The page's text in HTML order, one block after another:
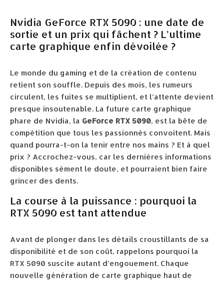
Nvidia GeForce RTX 5090 : une date de
sortie et un prix qui fâchent ? L’ultime
carte graphique enfin dévoilée ?
Le monde du gaming et de la création de contenu
retient son souffle. Depuis des mois, les rumeurs
circulent, les fuites se multiplient, et l’attente devient
presque insoutenable. La future carte graphique
phare de Nvidia, la GeForce RTX 5090, est la bête de
compétition que tous les passionnés convoitent. Mais
quand pourra-t-on la tenir entre nos mains ? Et à quel
prix ? Accrochez-vous, car les dernières informations
disponibles sèment le doute, et pourraient bien faire
grincer des dents.
La course à la puissance : pourquoi la
RTX 5090 est tant attendue
Avant de plonger dans les détails croustillants de sa
disponibilité et de son coût, rappelons pourquoi la
RTX 5090 suscite autant d’engouement. Chaque
nouvelle génération de carte graphique haut de